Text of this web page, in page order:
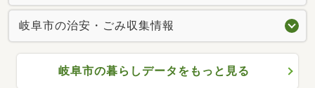
岐阜市の治安・ごみ収集情報
岐阜市の暮らしデータをもっと見る